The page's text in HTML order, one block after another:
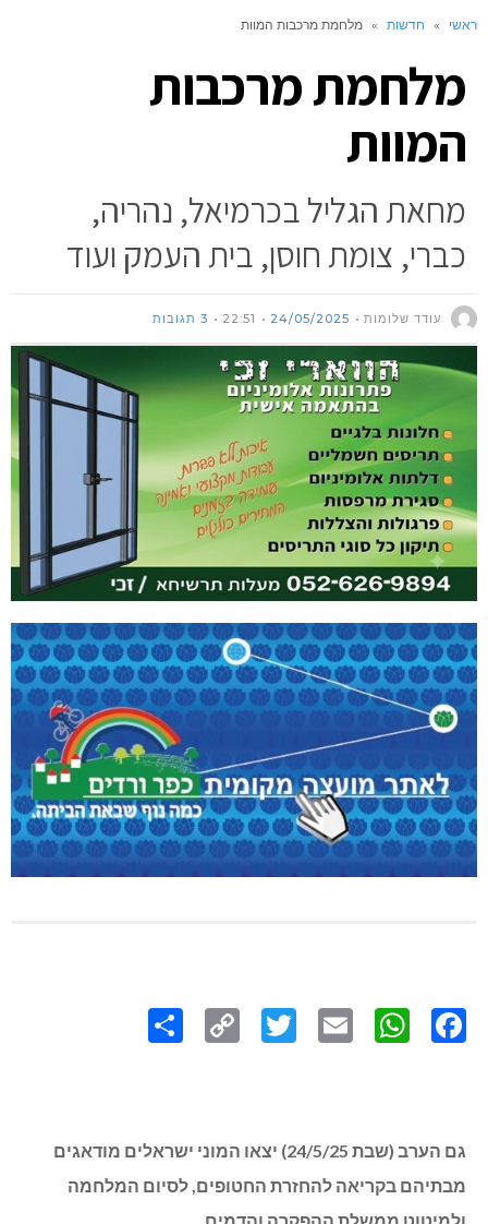
ראשי » חדשות » מלחמת מרכבות המוות
מלחמת מרכבות
המוות
מחאת הגליל בכרמיאל, נהריה,
כברי, צומת חוסן, בית העמק ועוד
עודד שלומות 24/05/2025
22:51 3 תגובות
Link
גם הערב (שבת 24/5/25) יצאו המוני ישראלים מודאגים
מבתיהם בקריאה להחזרת החטופים, לסיום המלחמה